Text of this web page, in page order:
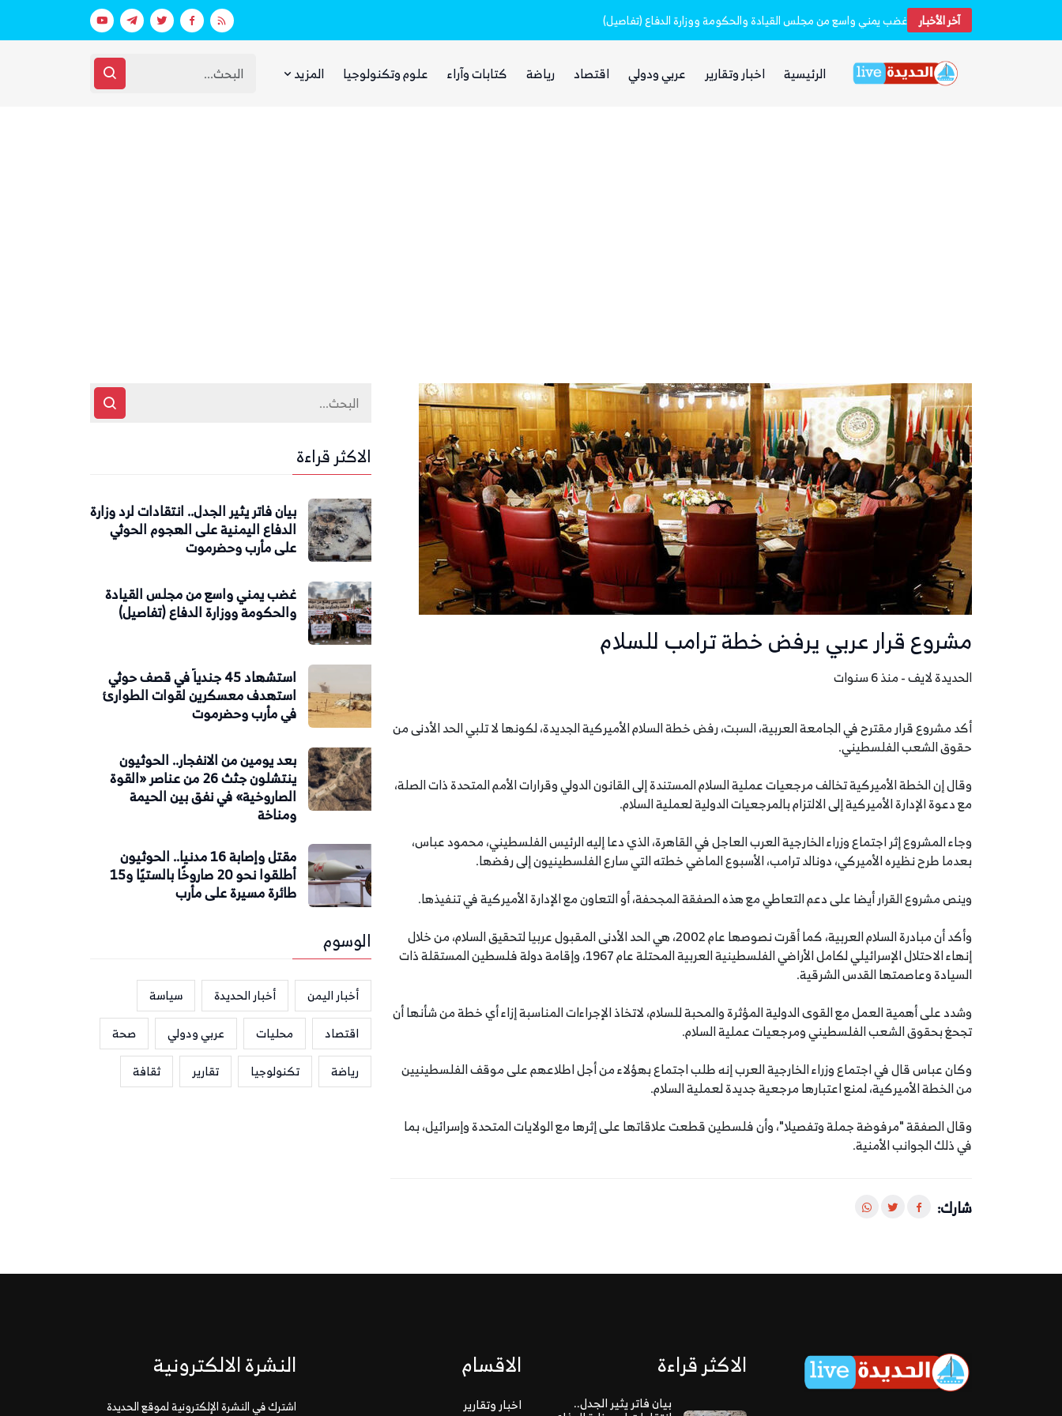
آخر الأخبار غضب يمني واسع من مجلس القيادة والحكومة ووزارة الدفاع (تفاصيل)
الرئيسية اخبار وتقارير عربي ودولي اقتصاد رياضة كتابات وآراء علوم وتكنولوجيا المزيد
مشروع قرار عربي يرفض خطة ترامب للسلام
الحديدة لايف - منذ 6 سنوات
أكد مشروع قرار مقترح في الجامعة العربية، السبت، رفض خطة السلام الأميركية الجديدة، لكونها لا تلبي الحد الأدنى من
حقوق الشعب الفلسطيني.
وقال إن الخطة الأميركية تخالف مرجعيات عملية السلام المستندة إلى القانون الدولي وقرارات الأمم المتحدة ذات الصلة،
مع دعوة الإدارة الأميركية إلى الالتزام بالمرجعيات الدولية لعملية السلام.
وجاء المشروع إثر اجتماع وزراء الخارجية العرب العاجل في القاهرة، الذي دعا إليه الرئيس الفلسطيني، محمود عباس،
بعدما طرح نظيره الأميركي، دونالد ترامب، الأسبوع الماضي خطته التي سارع الفلسطينيون إلى رفضها.
وينص مشروع القرار أيضا على دعم التعاطي مع هذه الصفقة المجحفة، أو التعاون مع الإدارة الأميركية في تنفيذها.
وأكد أن مبادرة السلام العربية، كما أقرت نصوصها عام 2002، هي الحد الأدنى المقبول عربيا لتحقيق السلام، من خلال
إنهاء الاحتلال الإسرائيلي لكامل الأراضي الفلسطينية العربية المحتلة عام 1967، وإقامة دولة فلسطين المستقلة ذات
السيادة وعاصمتها القدس الشرقية.
وشدد على أهمية العمل مع القوى الدولية المؤثرة والمحبة للسلام، لاتخاذ الإجراءات المناسبة إزاء أي خطة من شأنها أن
تجحغ بحقوق الشعب الفلسطيني ومرجعيات عملية السلام.
وكان عباس قال في اجتماع وزراء الخارجية العرب إنه طلب اجتماع بهؤلاء من أجل اطلاعهم على موقف الفلسطينيين
من الخطة الأميركية، لمنع اعتبارها مرجعية جديدة لعملية السلام.
وقال الصفقة "مرفوضة جملة وتفصيلا"، وأن فلسطين قطعت علاقاتها على إثرها مع الولايات المتحدة وإسرائيل، بما
في ذلك الجوانب الأمنية.
شارك:
الاكثر قراءة
بيان فاتر يثير الجدل.. انتقادات لرد وزارة
الدفاع اليمنية على الهجوم الحوثي
على مأرب وحضرموت
غضب يمني واسع من مجلس القيادة
والحكومة ووزارة الدفاع (تفاصيل)
استشهاد 45 جندياً في قصف حوثي
استهدف معسكرين لقوات الطوارئ
في مأرب وحضرموت
بعد يومين من الانفجار.. الحوثيون
ينتشلون جثث 26 من عناصر «القوة
الصاروخية» في نفق بين الحيمة
ومناخة
مقتل وإصابة 16 مدنيا.. الحوثيون
أطلقوا نحو 20 صاروخًا بالستيًا و15
طائرة مسيرة على مأرب
الوسوم
أخبار اليمن أخبار الحديدة
سياسة
اقتصاد
محليات عربي ودولي
صحة
رياضة
تكنولوجيا تقارير ثقافة
الاكثر قراءة
بيان فاتر يثير الجدل..
الاقسام
اخبار وتقارير
النشرة الالكترونية
اشترك في النشرة الإلكترونية لموقع الحديدة